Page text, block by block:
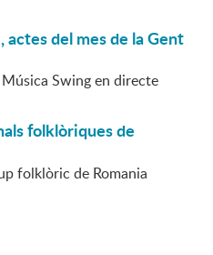
del mes de la Gent
Swing en directe
folklòriques de
folklòric de Romania